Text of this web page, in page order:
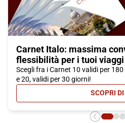
Carnet Italo: massima
flessibilità per i tuoi viaggi
Scegli fra i Carnet 10 validi per
e 20, validi per 30 giorni!
SCOPRI
-